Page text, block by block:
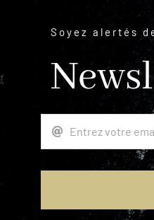
Soyez alertés